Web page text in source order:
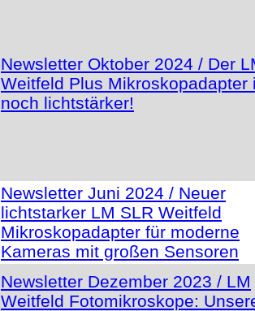
Newsletter Oktober 2024 / Der
Weitfeld Plus Mikroskopadapter
noch lichtstärker!
Newsletter Juni 2024 / Neuer
lichtstarker LM SLR Weitfeld
Mikroskopadapter für moderne
Kameras mit großen Sensoren
Newsletter Dezember 2023 / LM
Weitfeld Fotomikroskope: